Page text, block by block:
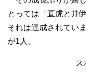
とっては「直虎と井
それは達成されてい
が1人。
ス